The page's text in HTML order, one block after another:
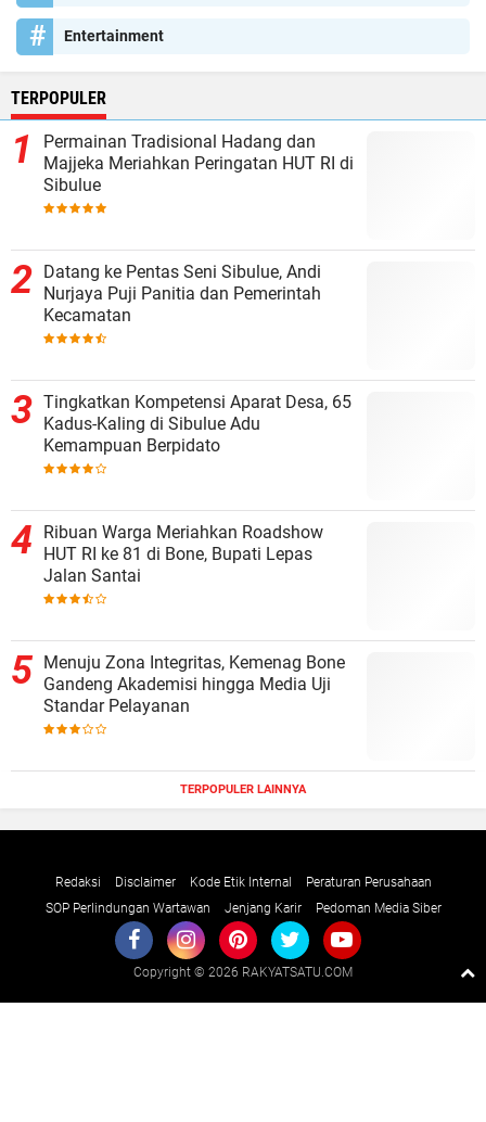
Entertainment
TERPOPULER
Permainan Tradisional Hadang dan
Majjeka Meriahkan Peringatan HUT RI di
Sibulue
Datang ke Pentas Seni Sibulue, Andi
Nurjaya Puji Panitia dan Pemerintah
Kecamatan
Tingkatkan Kompetensi Aparat Desa, 65
Kadus-Kaling di Sibulue Adu
Kemampuan Berpidato
Ribuan Warga Meriahkan Roadshow
HUT RI ke 81 di Bone, Bupati Lepas
Jalan Santai
Menuju Zona Integritas, Kemenag Bone
Gandeng Akademisi hingga Media Uji
Standar Pelayanan
TERPOPULER LAINNYA
Redaksi Disclaimer Kode Etik Internal
Peraturan Perusahaan
SOP Perlindungan Wartawan
Jenjang Karir Pedoman Media Siber
Copyright © 2026 RAKYATSATU.COM
Raushan